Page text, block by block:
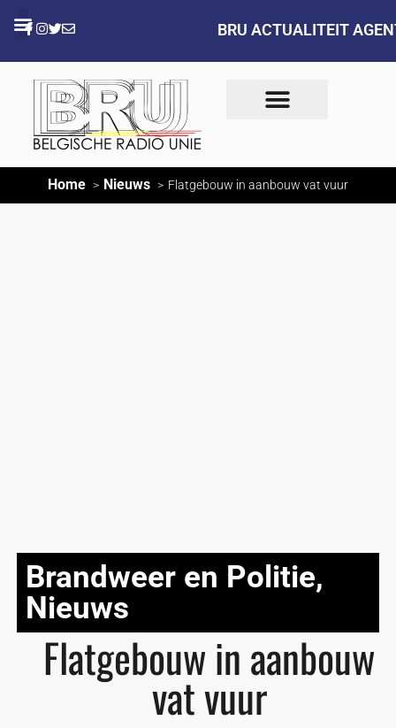
BRU ACTUALITEIT
Home Nieuws Flatgebouw in aanbouw vat vuur
Brandweer en Politie,
Nieuws
Flatgebouw in aanbouw
vat vuur